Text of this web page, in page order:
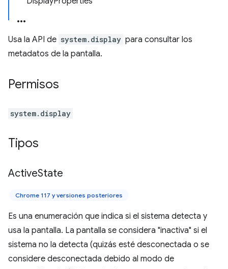
Usa la API de system.display para consultar los
metadatos de la pantalla.
Permisos
system.display
Tipos
ActiveState
Chrome 117 y versiones posteriores
Es una enumeración que indica si el sistema detecta y
usa la pantalla. La pantalla se considera "inactiva" si el
sistema no la detecta (quizás esté desconectada o se
considere desconectada debido al modo de